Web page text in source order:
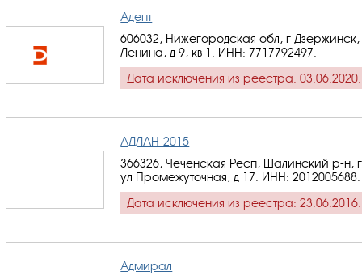
Адепт
606032, Нижегородская обл, г Дзержинск,
Ленина, д 9, кв 1. ИНН: 7717792497
Дата исключения из реестра: 03.06.2020.
АДЛАН-2015
366326, Чеченская Респ, Шалинский р-н,
ул Промежуточная, д 17. ИНН: 2012005688
Дата исключения из реестра: 23.06.2016.
Адмирал